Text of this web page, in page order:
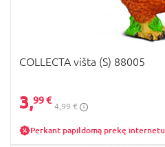
COLLECTA višta (S) 88005
3,99 €
4,99 €
Perkant papildomą prekę internetu